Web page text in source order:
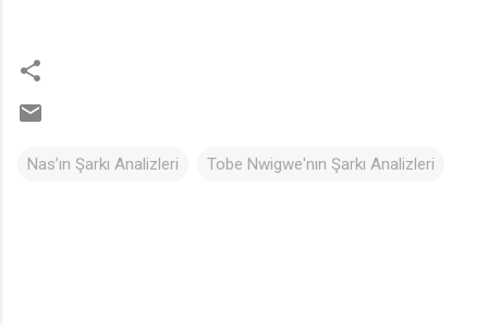
Nas’ın Şarkı Analizleri Tobe Nwigwe'nın Şarkı Analizleri